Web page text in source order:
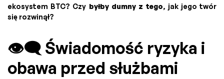
ekosystem BTC? Czy byłby dumny z tego, jak jego twór
się rozwinął?
👁️‍🗨️ Świadomość ryzyka i
obawa przed służbami